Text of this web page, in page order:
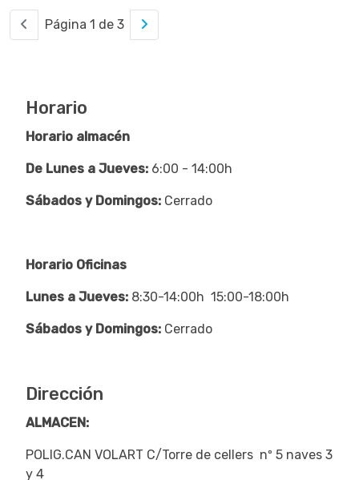
Página 1 de 3
Horario
Horario almacén
De Lunes a Jueves: 6:00 - 14:00h
Sábados y Domingos: Cerrado
Horario Oficinas
Lunes a Jueves: 8:30-14:00h 15:00-18:00h
Sábados y Domingos: Cerrado
Dirección
ALMACEN:
POLIG.CAN VOLART C/Torre de cellers nº 5 naves 3
y 4